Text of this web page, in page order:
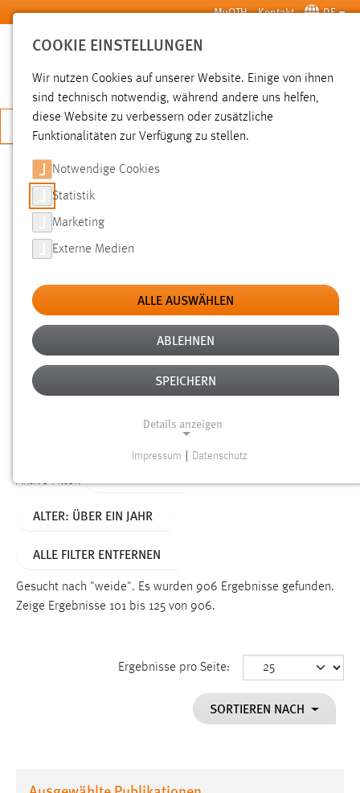
Zum Hauptinhalt springen MyOTH Kontakt DE
SUCHE
JETZT BEWERBEN
SUCHE
FILTER
Typ
Erstellungsdatum
Alter
Aktive Filter:
ALTER: ÜBER EIN JAHR
ALLE FILTER ENTFERNEN
Gesucht nach "weide". Es wurden 906 Ergebnisse gefunden.
Zeige Ergebnisse 101 bis 125 von 906.
Ergebnisse pro Seite:
SORTIEREN NACH
COOKIE EINSTELLUNGEN
Wir nutzen Cookies auf unserer Website. Einige von ihnen
sind technisch notwendig, während andere uns helfen,
diese Website zu verbessern oder zusätzliche
Funktionalitäten zur Verfügung zu stellen.
Notwendige Cookies
Statistik
Marketing
Externe Medien
ALLE AUSWÄHLEN
ABLEHNEN
SPEICHERN
Details anzeigen
Funktionen und sind für die einwandfreie Funktion der
Name:
Dieser Cookie speichert die ausgewählten Einverständnis-
Performance
Impressum Datenschutz